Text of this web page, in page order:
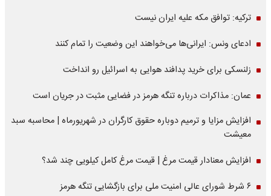
ترکیه: توافق مکه علیه ایران نیست
ادعای ونس: ایرانی‌ها می‌خواهند این وضعیت را تمام کنند
زلنسکی برای خرید پدافند هوایی به اسرائیل رو انداخت
عمان: مذاکرات درباره تنگه هرمز در فضایی مثبت در جریان است
افزایش مزایا و ترمیم دوباره حقوق کارگران در شهریورماه | محاسبه سبد
معیشت
افزایش معنادار قیمت مرغ | قیمت مرغ کامل کیلویی چند شد؟
۶ شرط شورای عالی امنیت ملی برای بازگشایی تنگه هرمز